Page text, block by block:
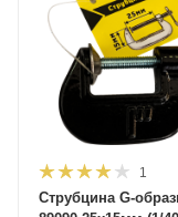
1
Струбцина G-